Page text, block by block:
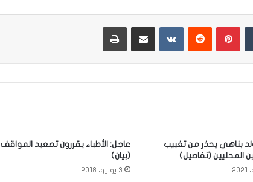
بينتيريست مشاركة عبر البريد طباعة
بناهي يحذر من تغييب
المحليين (تفاصيل)
عاجل: الأطباء يقررون تصعيد المواقف
(بيان)
3 يونيو، 2018